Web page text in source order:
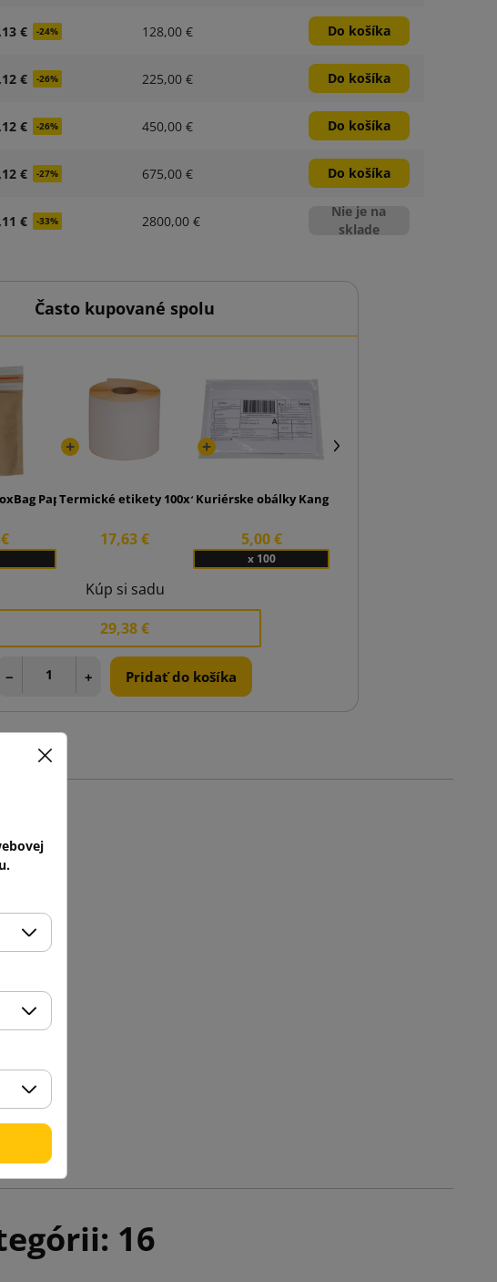
€ -24% 128,00 € Do košíka
€ -26% 225,00 € Do košíka
€ -26% 450,00 € Do košíka
€ -27% 675,00 € Do košíka
€ -33% 2800,00 €
Nie je na
sklade
Často kupované spolu
Papierová zásielková taška s dnovou záložkou
Termické etikety 100x150 role 500 ks.
17,63 €
Kuriérske obálky Kangurki Przylgi C6
5,00 €
x 100
Kúp si sadu
29,38 €
− + Pridať do košíka
16